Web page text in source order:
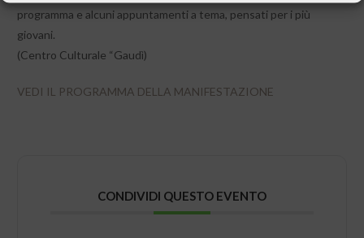
programma e alcuni appuntamenti a tema, pensati per i più
giovani.
(Centro Culturale “Gaudì)
VEDI IL PROGRAMMA DELLA MANIFESTAZIONE
CONDIVIDI QUESTO EVENTO